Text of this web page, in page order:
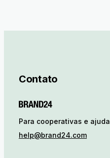
Contato
Para cooperativas e ajuda
help@brand24.com